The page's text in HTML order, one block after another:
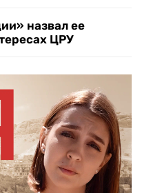
назвал ее
ЦРУ